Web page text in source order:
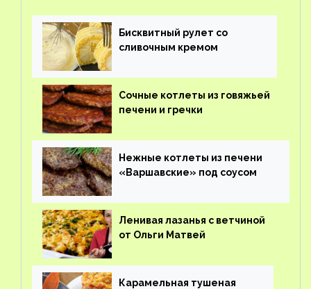
Бисквитный рулет со
сливочным кремом
Сочные котлеты из говяжьей
печени и гречки
Нежные котлеты из печени
«Варшавские» под соусом
Ленивая лазанья с ветчиной
от Ольги Матвей
Карамельная тушеная